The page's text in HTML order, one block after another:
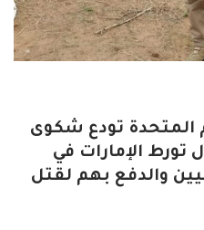
المتحدة تودع شكوى
تورط الإمارات في
والدفع بهم لقتل